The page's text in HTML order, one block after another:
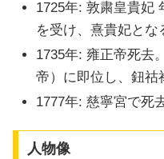
1725年: 敦粛皇貴妃
を受け、熹貴妃とな
1735年: 雍正帝死去
帝）に即位し、鈕祜
1777年: 慈寧宮で死
人物像